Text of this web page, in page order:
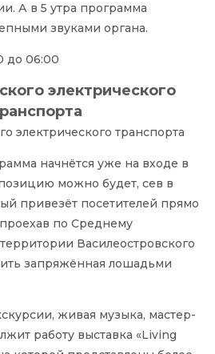
А в 5 утра программа
звуками органа.
до 06:00
электрического
начнётся уже на входе в
можно будет, сев в
привезёт посетителей прямо
по Среднему
Василеостровского
запряжённая лошадьми
живая музыка, мастер-
работу выставка «Living